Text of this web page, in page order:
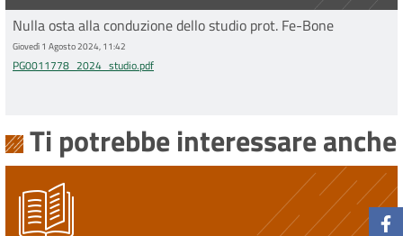
Nulla osta alla conduzione dello studio prot. Fe-Bone
Giovedì 1 Agosto 2024, 11:42
PG0011778_2024_studio.pdf
Ti potrebbe interessare anche